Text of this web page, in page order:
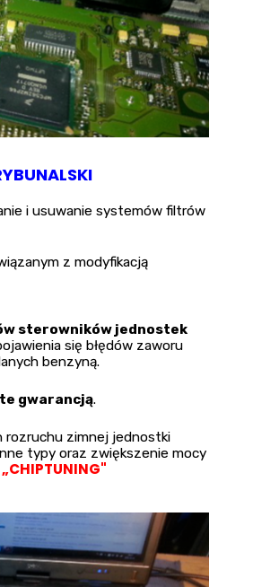
i usuwanie systemów filtrów
z modyfikacją
sterowników jednostek
się błędów zaworu
benzyną.
gwarancją.
rozruchu zimnej jednostki
typy oraz zwiększenie mocy
„CHIPTUNING"